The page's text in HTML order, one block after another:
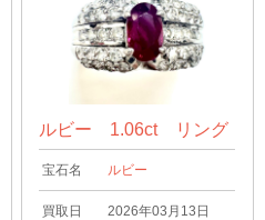
ルビー 1.06ct リング
宝石名 ルビー
買取日 2026年03月13日